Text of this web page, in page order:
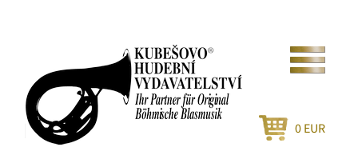
0 EUR